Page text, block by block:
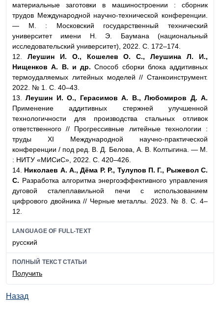
материальные заготовки в машиностроении : сборник
трудов Международной научно-технической конференции.
— М. : Московский государственный технический
университет имени Н. Э. Баумана (национальный
исследовательский университет), 2022. С. 172–174.
12. Леушин И. О., Кошелев О. С., Леушина Л. И.,
Нищенков А. В. и др. Способ сборки блока аддитивных
термоудаляемых литейных моделей // Станкоинструмент.
2022. № 1. С. 40–43.
13.Леушин И. О., Герасимов А. В., Любомиров Д. А.
Применение аддитивных стержней улучшенной
технологичности для производства стальных отливок
ответственного // Прогрессивные литейные технологии :
труды XI Международной научно-практической
конференции / под ред. В. Д. Белова, А. В. Колтыгина. — М.
: НИТУ «МИСиС», 2022. С. 420–426.
14. Николаев А. А., Дёма Р. Р., Тулупов П. Г., Рыжевол С.
С. Разработка алгоритма энергоэффективного управления
дуговой сталеплавильной печи с использованием
цифрового двойника // Черные металлы. 2023. № 8. С. 4–
12.
LANGUAGE OF FULL-TEXT
русский
ПОЛНЫЙ ТЕКСТ СТАТЬИ
Получить
Назад